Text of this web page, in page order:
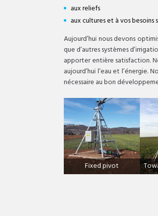
aux reliefs
aux cultures et à vos besoins
Aujourd’hui nous devons
que d’autres systèmes
apporter entière satisfaction.
aujourd’hui l’eau et
nécessaire au bon
Fixed pivot